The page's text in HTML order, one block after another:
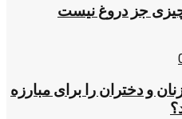
جز دروغ نیست
و دختران را برای مبارزه